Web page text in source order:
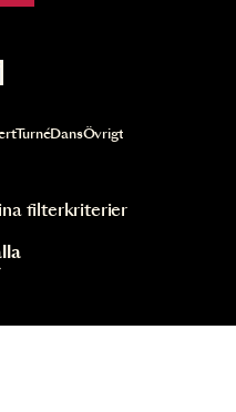
TurnéDansÖvrigt
filterkriterier